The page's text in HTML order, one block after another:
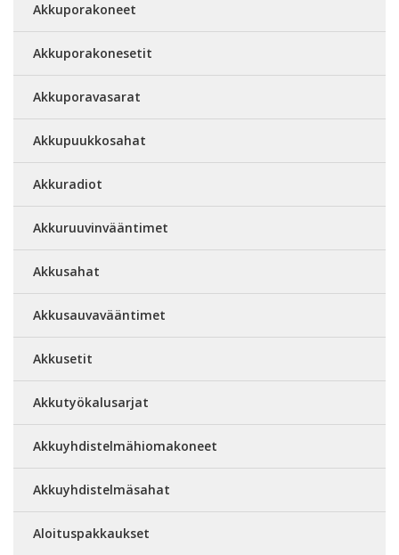
Akkuporakoneet
Akkuporakonesetit
Akkuporavasarat
Akkupuukkosahat
Akkuradiot
Akkuruuvinvääntimet
Akkusahat
Akkusauvavääntimet
Akkusetit
Akkutyökalusarjat
Akkuyhdistelmähiomakoneet
Akkuyhdistelmäsahat
Aloituspakkaukset